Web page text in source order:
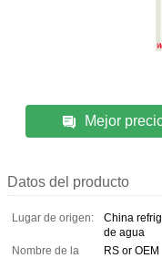
Mejor
Datos del producto
Lugar de origen:
China
de agua
Nombre de la
RS or OEM